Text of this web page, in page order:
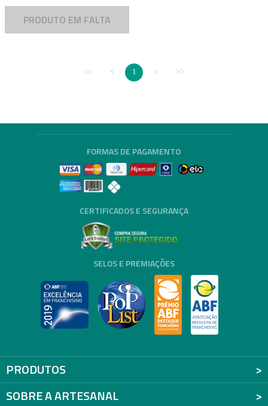
PRODUTO EM FALTA
1
PRODUTOS
SOBRE A ARTESANAL
FORMAS DE PAGAMENTO
CERTIFICADOS E SEGURANÇA
SELOS E PREMIAÇÕES